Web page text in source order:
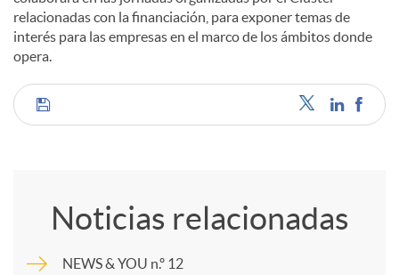
relacionadas con la financiación, para exponer temas de
interés para las empresas en el marco de los ámbitos donde
opera.
C
Noticias relacionadas
NEWS & YOU n.º 12